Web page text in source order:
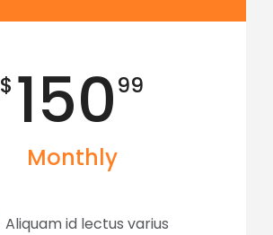
$ 15099
Monthly
Aliquam id lectus varius